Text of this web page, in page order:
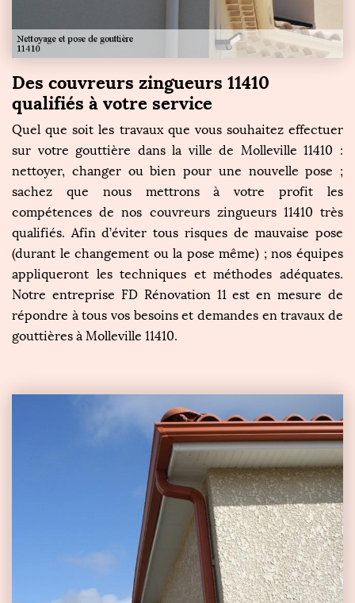
Des couvreurs zingueurs 11410
qualifiés à votre service
Quel que soit les travaux que vous souhaitez effectuer
sur votre gouttière dans la ville de Molleville 11410 :
nettoyer, changer ou bien pour une nouvelle pose ;
sachez que nous mettrons à votre profit les
compétences de nos couvreurs zingueurs 11410 très
qualifiés. Afin d’éviter tous risques de mauvaise pose
(durant le changement ou la pose même) ; nos équipes
appliqueront les techniques et méthodes adéquates.
Notre entreprise FD Rénovation 11 est en mesure de
répondre à tous vos besoins et demandes en travaux de
gouttières à Molleville 11410.